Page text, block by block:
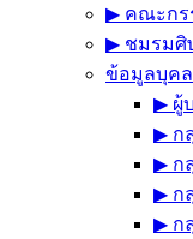
▶︎ คณะกร
▶︎ ชมรมศิ
ข้อมูลบุค
▶︎ ผู้
▶︎ ก
▶︎ ก
▶︎ ก
▶︎ ก